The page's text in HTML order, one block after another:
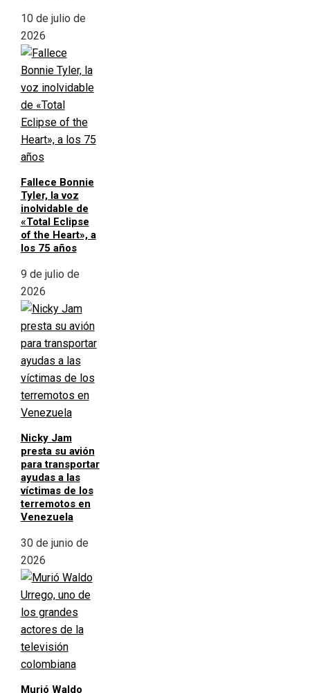
10 de julio de
2026
Fallece Bonnie
Tyler, la voz
inolvidable de
«Total Eclipse
of the Heart», a
los 75 años
9 de julio de
2026
Nicky Jam
presta su avión
para transportar
ayudas a las
víctimas de los
terremotos en
Venezuela
30 de junio de
2026
Murió Waldo